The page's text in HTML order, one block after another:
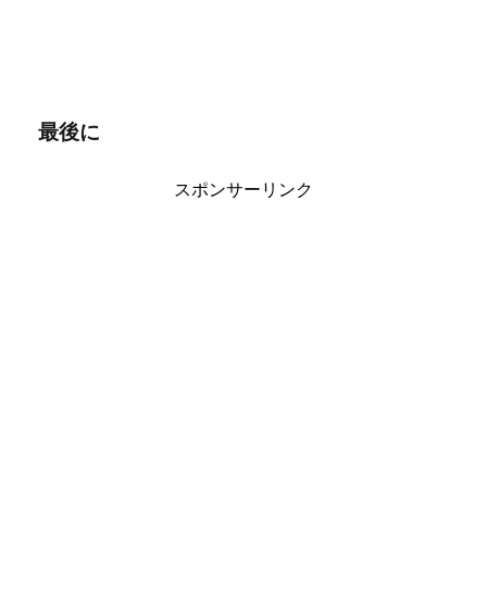
最後に
スポンサーリンク